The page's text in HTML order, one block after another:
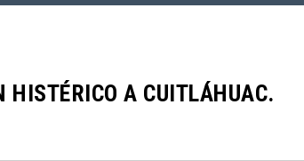
HISTÉRICO A CUITLÁHUAC.